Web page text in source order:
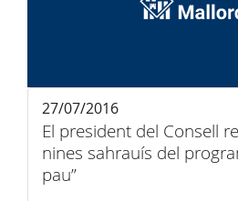
El president del Consell
nines sahrauís del
pau”
27/07/2016